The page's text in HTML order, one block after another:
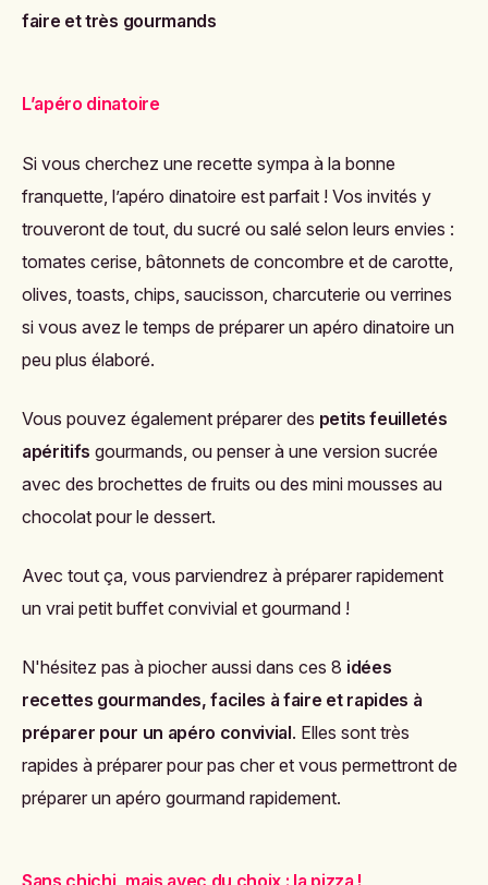
faire et très gourmands
L’apéro dinatoire
Si vous cherchez une recette sympa à la bonne
franquette, l’apéro dinatoire est parfait ! Vos invités y
trouveront de tout, du sucré ou salé selon leurs envies :
tomates cerise, bâtonnets de concombre et de carotte,
olives, toasts, chips, saucisson, charcuterie ou verrines
si vous avez le temps de préparer un apéro dinatoire un
peu plus élaboré.
Vous pouvez également préparer des petits feuilletés
apéritifs gourmands, ou penser à une version sucrée
avec des brochettes de fruits ou des mini mousses au
chocolat pour le dessert.
Avec tout ça, vous parviendrez à préparer rapidement
un vrai petit buffet convivial et gourmand !
N'hésitez pas à piocher aussi dans ces 8 idées
recettes gourmandes, faciles à faire et rapides à
préparer pour un apéro convivial. Elles sont très
rapides à préparer pour pas cher et vous permettront de
préparer un apéro gourmand rapidement.
Sans chichi, mais avec du choix : la pizza !